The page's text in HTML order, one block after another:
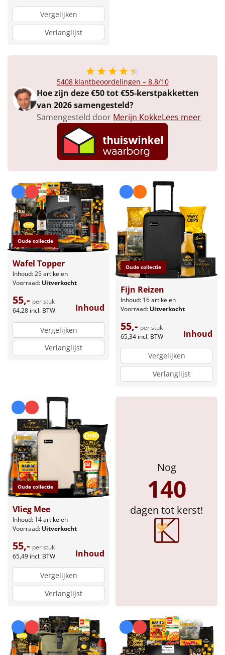
Wake up light
NIEUW
Warmtekussen
NIEUW
Slowcooker
NIEUW
Deken (fleece plaid)
Alle artikelen
Overige
Ideeën
Personeel
Doe het zelf
Sinterklaaspakketten
Particulier
Kerstgeschenken 2026
Cadeaubon
Per stuk
Alle overige
Vergelijken
Verlanglijst
Oude collectie
Wafel Topper
Inhoud: 25 artikelen
Voorraad: Uitverkocht
55,- per stuk
64,28 incl. BTW Inhoud
Vergelijken
Verlanglijst
Oude collectie
Fijn Reizen
Inhoud: 16 artikelen
Voorraad: Uitverkocht
55,- per stuk
65,34 incl. BTW Inhoud
Vergelijken
Verlanglijst
Oude collectie
Vlieg Mee
Inhoud: 14 artikelen
Voorraad: Uitverkocht
55,- per stuk
65,49 incl. BTW Inhoud
Vergelijken
Verlanglijst
Nog
140
dagen tot kerst!
5408klantbeoordelingen – 8.8/10
Hoe zijn deze €50 tot €55-kerstpakketten
van 2026 samengesteld?
Samengesteld door Merijn KokkeLees meer